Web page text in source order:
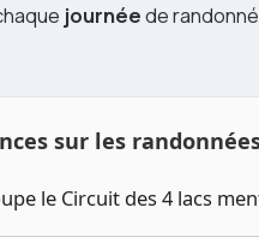
journéede
sur les
le Circuit des 4 lacs